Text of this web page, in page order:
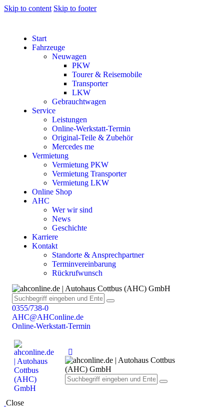
Skip to content Skip to footer
Start
Fahrzeuge
Neuwagen
PKW
Tourer & Reisemobile
Transporter
LKW
Gebrauchtwagen
Service
Leistungen
Online-Werkstatt-Termin
Original-Teile & Zubehör
Mercedes me
Vermietung
Vermietung PKW
Vermietung Transporter
Vermietung LKW
Online Shop
AHC
Wer wir sind
News
Geschichte
Karriere
Kontakt
Standorte & Ansprechpartner
Terminvereinbarung
Rückrufwunsch
0355/738-0
AHC@AHConline.de
Online-Werkstatt-Termin
Close